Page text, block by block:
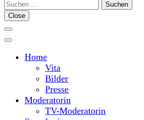
Suchen
nach:
Close
Home
Vita
Bilder
Presse
Moderatorin
TV-Moderatorin